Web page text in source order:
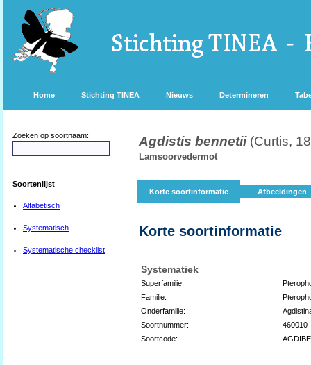
Home Stichting TINEA Nieuws Determineren
Zoeken op soortnaam:
Soortenlijst
Alfabetisch
Systematisch
Systematische checklist
Agdistis bennetii (Curtis,
Lamsoorvedermot
Korte soortinformatie Afbeeldingen
Korte soortinformatie
Systematiek
Superfamilie:
Familie:
Onderfamilie:
Soortnummer:
460010
Soortcode: